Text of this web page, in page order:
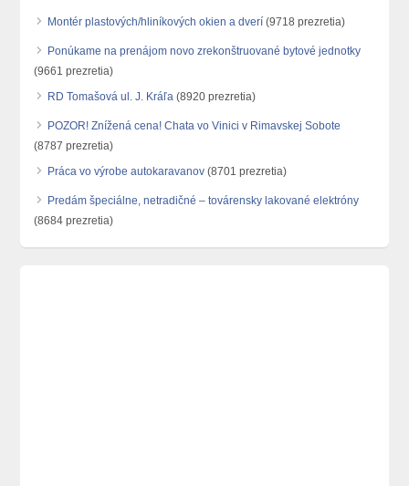
Montér plastových/hliníkových okien a dverí (9718 prezretia)
Ponúkame na prenájom novo zrekonštruované bytové jednotky
(9661 prezretia)
RD Tomašová ul. J. Kráľa (8920 prezretia)
POZOR! Znížená cena! Chata vo Vinici v Rimavskej Sobote
(8787 prezretia)
Práca vo výrobe autokaravanov (8701 prezretia)
Predám špeciálne, netradičné – továrensky lakované elektróny
(8684 prezretia)